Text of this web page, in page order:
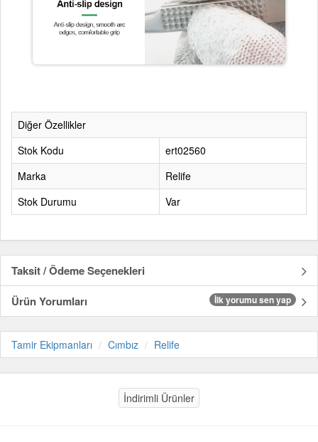
Diğer Özellikler
Stok Kodu
ert02560
Marka
Relife
Stok Durumu
Var
Taksit / Ödeme Seçenekleri
Ürün Yorumları
İlk yorumu sen yap
Tamir Ekipmanları Cımbız Relife
İndirimli Ürünler